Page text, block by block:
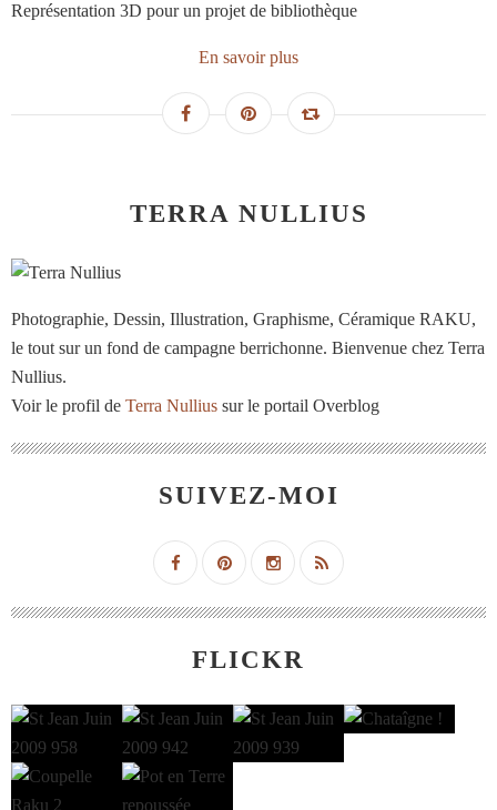
Représentation 3D pour un projet de bibliothèque
En savoir plus
TERRA NULLIUS
Photographie, Dessin, Illustration, Graphisme, Céramique RAKU,
le tout sur un fond de campagne berrichonne. Bienvenue chez Terra
Nullius.
Voir le profil de Terra Nullius sur le portail Overblog
SUIVEZ-MOI
FLICKR